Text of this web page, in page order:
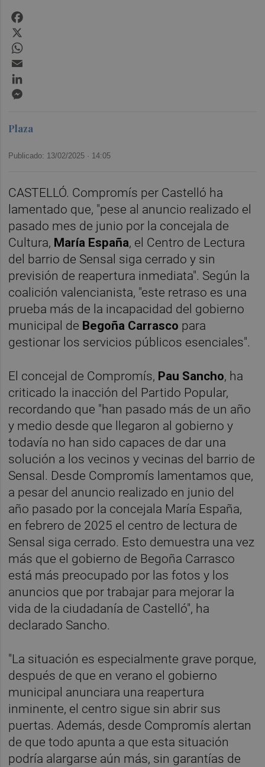
Plaza
Publicado: 13/02/2025 · 14:05
CASTELLÓ. Compromís per Castelló ha
lamentado que, "pese al anuncio realizado el
pasado mes de junio por la concejala de
Cultura, María España, el Centro de Lectura
del barrio de Sensal siga cerrado y sin
previsión de reapertura inmediata". Según la
coalición valencianista, "este retraso es una
prueba más de la incapacidad del gobierno
municipal de Begoña Carrasco para
gestionar los servicios públicos esenciales".
El concejal de Compromís, Pau Sancho, ha
criticado la inacción del Partido Popular,
recordando que "han pasado más de un año
y medio desde que llegaron al gobierno y
todavía no han sido capaces de dar una
solución a los vecinos y vecinas del barrio de
Sensal. Desde Compromís lamentamos que,
a pesar del anuncio realizado en junio del
año pasado por la concejala María España,
en febrero de 2025 el centro de lectura de
Sensal siga cerrado. Esto demuestra una vez
más que el gobierno de Begoña Carrasco
está más preocupado por las fotos y los
anuncios que por trabajar para mejorar la
vida de la ciudadanía de Castelló", ha
declarado Sancho.
"La situación es especialmente grave porque,
después de que en verano el gobierno
municipal anunciara una reapertura
inminente, el centro sigue sin abrir sus
puertas. Además, desde Compromís alertan
de que todo apunta a que esta situación
podría alargarse aún más, sin garantías de